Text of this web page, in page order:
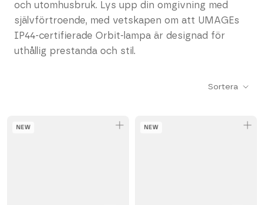
och utomhusbruk. Lys upp din omgivning med
självförtroende, med vetskapen om att UMAGEs
IP44-certifierade Orbit-lampa är designad för
uthållig prestanda och stil.
Sortera
NEW NEW